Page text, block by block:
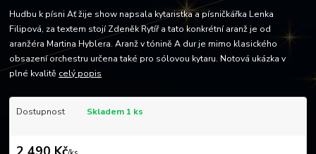
Hudbu k písni Ať žije show napsala kytaristka a písničkářka Lenka
Filipová, za textem stojí Zdeněk Rytíř a tato konkrétní aranž je od
aranžéra Martina Hyblera. Aranž v tónině A dur je mimo klasického
obsazení orchestru určena také pro sólovou kytaru. Notová ukázka v
plné kvalitě celý popis
Dostupnost Skladem 1 ks